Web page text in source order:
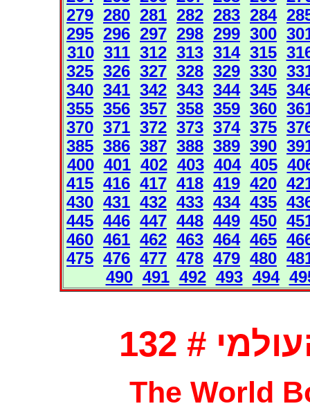
279 280 281 282 283 284
295 296 297 298 299 300
310 311 312 313 314 315
325 326 327 328 329 330
340 341 342 343 344 345
355 356 357 358 359 360
370 371 372 373 374 375
385 386 387 388 389 390
400 401 402 403 404 405
415 416 417 418 419 420
430 431 432 433 434 435
445 446 447 448 449 450
460 461 462 463 464 465
475 476 477 478 479 480
490 491 492 493 494
# 132
The World